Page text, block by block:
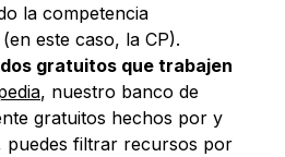
la competencia
este caso, la CP).
gratuitos que trabajen
, nuestro banco de
gratuitos hechos por y
puedes filtrar recursos por